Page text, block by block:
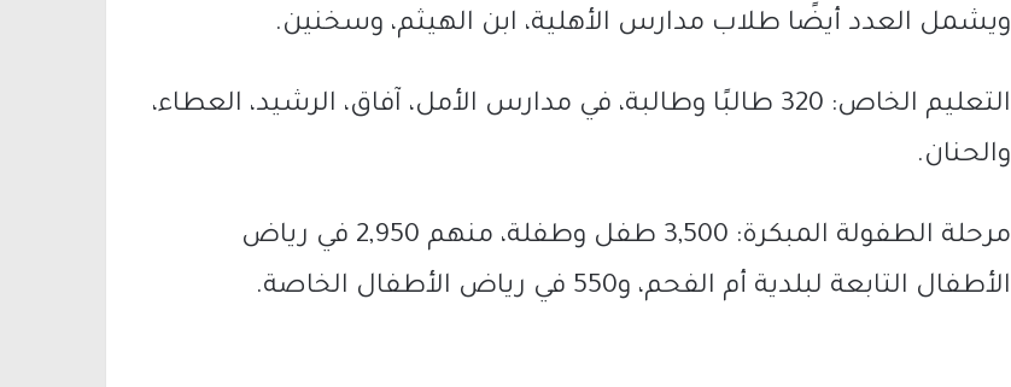
ويشمل العدد أيضًا طلاب مدارس الأهلية، ابن الهيثم، وسخنين.
التعليم الخاص: 320 طالبًا وطالبة، في مدارس الأمل، آفاق، الرشيد، العطاء،
والحنان.
مرحلة الطفولة المبكرة: 3,500 طفل وطفلة، منهم 2,950 في رياض
الأطفال التابعة لبلدية أم الفحم، و550 في رياض الأطفال الخاصة.